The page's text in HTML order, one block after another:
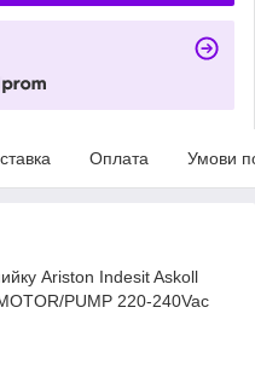
Оплата Умови
Ariston Indesit Askoll
PUMP 220-240Vac